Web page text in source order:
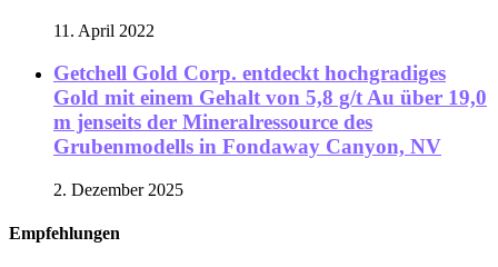
11. April 2022
Getchell Gold Corp. entdeckt hochgradiges
Gold mit einem Gehalt von 5,8 g/t Au über 19,0
m jenseits der Mineralressource des
Grubenmodells in Fondaway Canyon, NV
2. Dezember 2025
Empfehlungen